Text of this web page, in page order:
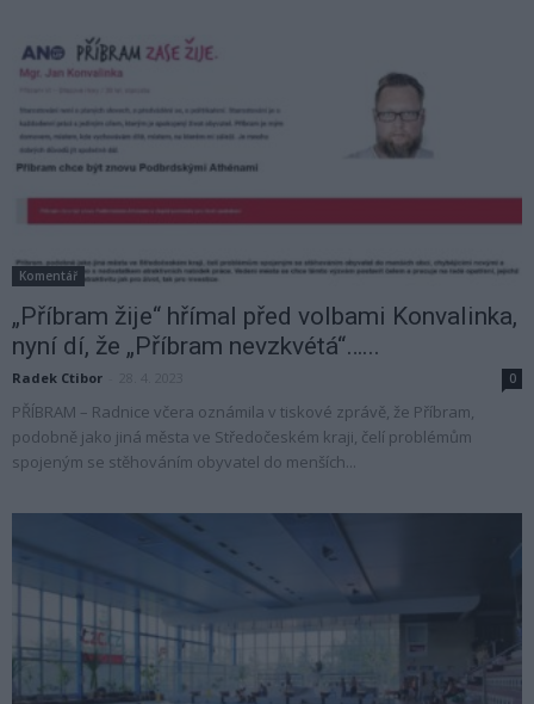
Komentář
„Příbram žije“ hřímal před volbami Konvalinka,
nyní dí, že „Příbram nevzkvétá“…...
Radek Ctibor 0
PŘÍBRAM – Radnice včera oznámila v tiskové zprávě, že Příbram,
podobně jako jiná města ve Středočeském kraji, čelí problémům
spojeným se stěhováním obyvatel do menších...